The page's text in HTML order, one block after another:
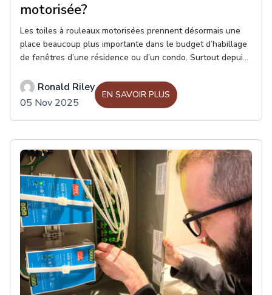
motorisée?
Les toiles à rouleaux motorisées prennent désormais une
place beaucoup plus importante dans le budget d’habillage
de fenêtres d’une résidence ou d’un condo. Surtout depuis
les fabricants de toiles à rouleaux d’éliminer toute chaînette
ou corde apparente afin d’éviter des accidents et des
risques d’étranglements protégeant ainsi les enfants et
même certains animaux domestiques.
Ronald Riley
05 Nov 2025
EN SAVOIR PLUS